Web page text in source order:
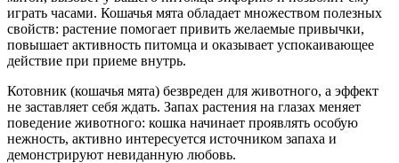
играть часами. Кошачья мята обладает множеством полезных
свойств: растение помогает привить желаемые привычки,
повышает активность питомца и оказывает успокаивающее
действие при приеме внутрь.
Котовник (кошачья мята) безвреден для животного, а эффект
не заставляет себя ждать. Запах растения на глазах меняет
поведение животного: кошка начинает проявлять особую
нежность, активно интересуется источником запаха и
демонстрируют невиданную любовь.